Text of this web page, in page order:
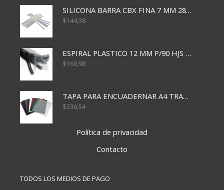
SILICONA BARRA CBX FINA 7 MM 28 CM
$144,38
ESPIRAL PLASTICO 12 MM P/90 HJS X50X1500
$160,98
TAPA PARA ENCUADERNAR A4 TRANSP x50x500
$236,54
Política de privacidad
Contacto
TODOS LOS MEDIOS DE PAGO